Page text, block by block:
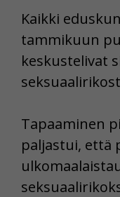
Kaikki
tammikuun
keskustelivat
Tapaaminen
paljastui, että